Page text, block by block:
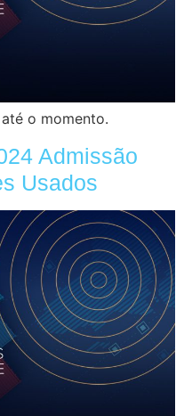
o momento.
Admissão
Usados